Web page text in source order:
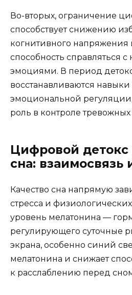
Во-вторых, ограничение
способствует снижению
когнитивного напряжения
способность справляться
эмоциями. В период
восстанавливаются
эмоциональной
роль в контроле тревожных
Цифровой детокс
сна:
Качество сна напрямую
стресса и
уровень мелатонина —
регулирующего суточные
экрана, особенно синий
мелатонина и снижает
к расслаблению перед